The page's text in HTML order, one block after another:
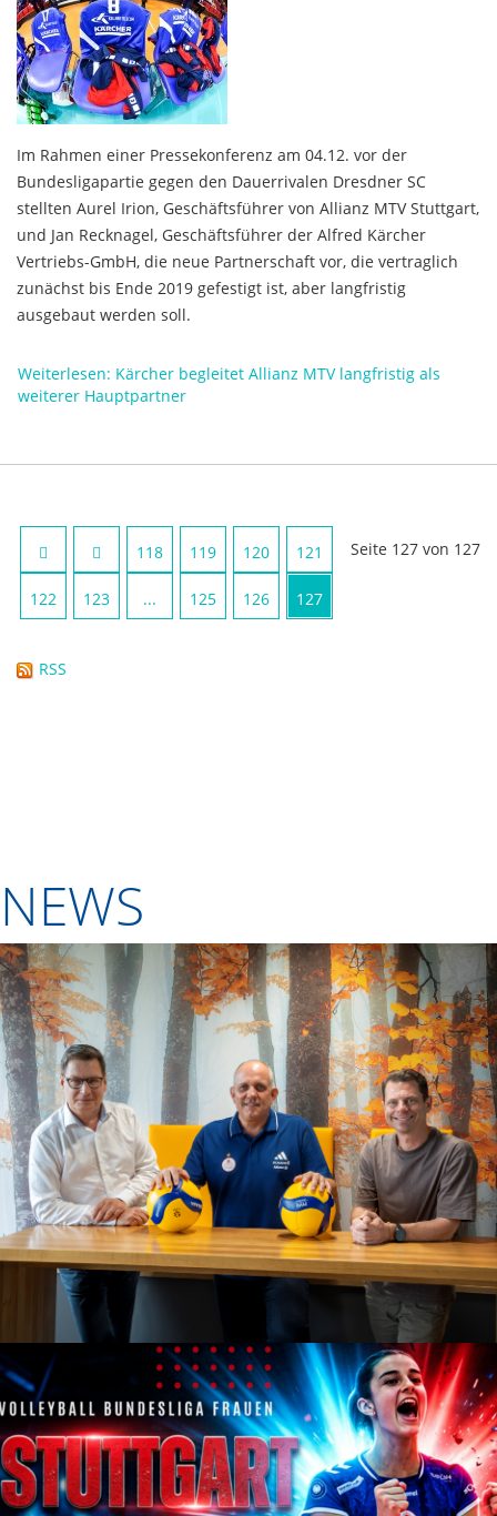
Im Rahmen einer Pressekonferenz am 04.12. vor der
Bundesligapartie gegen den Dauerrivalen Dresdner SC
stellten Aurel Irion, Geschäftsführer von Allianz MTV Stuttgart,
und Jan Recknagel, Geschäftsführer der Alfred Kärcher
Vertriebs-GmbH, die neue Partnerschaft vor, die vertraglich
zunächst bis Ende 2019 gefestigt ist, aber langfristig
ausgebaut werden soll.
Weiterlesen: Kärcher begleitet Allianz MTV langfristig als
weiterer Hauptpartner
Seite 127 von 127
118 119 120 121
122 123 ... 125 126 127
RSS
NEWS